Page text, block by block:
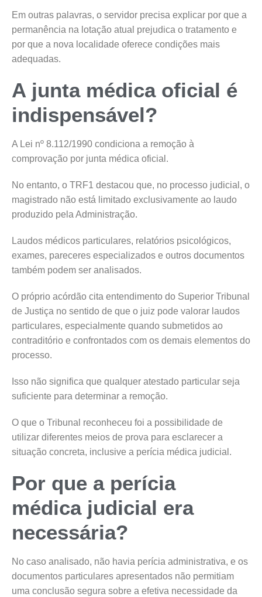
Em outras palavras, o servidor precisa explicar por que a
permanência na lotação atual prejudica o tratamento e
por que a nova localidade oferece condições mais
adequadas.
A junta médica oficial é
indispensável?
A Lei nº 8.112/1990 condiciona a remoção à
comprovação por junta médica oficial.
No entanto, o TRF1 destacou que, no processo judicial, o
magistrado não está limitado exclusivamente ao laudo
produzido pela Administração.
Laudos médicos particulares, relatórios psicológicos,
exames, pareceres especializados e outros documentos
também podem ser analisados.
O próprio acórdão cita entendimento do Superior Tribunal
de Justiça no sentido de que o juiz pode valorar laudos
particulares, especialmente quando submetidos ao
contraditório e confrontados com os demais elementos do
processo.
Isso não significa que qualquer atestado particular seja
suficiente para determinar a remoção.
O que o Tribunal reconheceu foi a possibilidade de
utilizar diferentes meios de prova para esclarecer a
situação concreta, inclusive a perícia médica judicial.
Por que a perícia
médica judicial era
necessária?
No caso analisado, não havia perícia administrativa, e os
documentos particulares apresentados não permitiam
uma conclusão segura sobre a efetiva necessidade da